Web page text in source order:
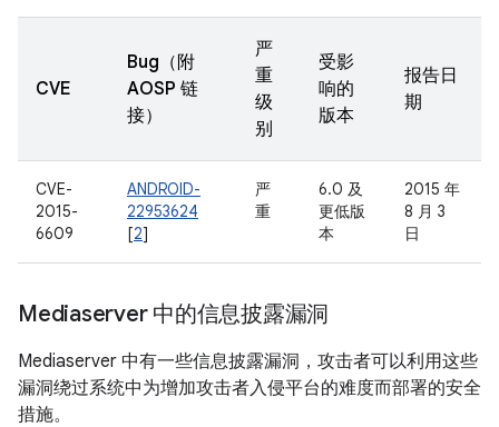
CVE
Bug（附
AOSP 链
接）
严
重
级
别
受影
响的
版本
报告日
期
CVE-
2015-
6609
ANDROID-
22953624
[2]
严
重
6.0 及
更低版
本
2015 年
8 月 3
日
Mediaserver 中的信息披露漏洞
Mediaserver 中有一些信息披露漏洞，攻击者可以利用这些
漏洞绕过系统中为增加攻击者入侵平台的难度而部署的安全
措施。